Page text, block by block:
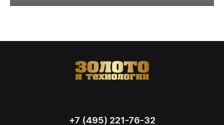
+7 (495) 221-76-32